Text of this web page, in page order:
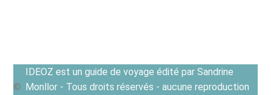
IDEOZ est un guide de voyage édité par Sandrine
Monllor - Tous droits réservés - aucune reproduction